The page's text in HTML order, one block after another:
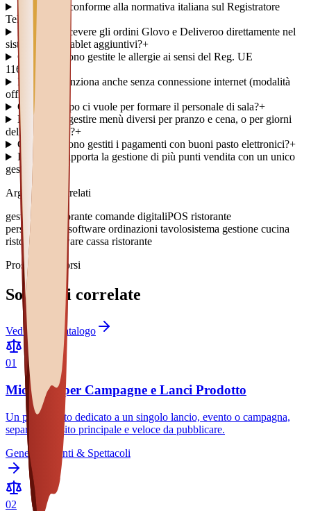
Il sistema è conforme alla normativa italiana sul Registratore
Telematico?
Possiamo ricevere gli ordini Glovo e Deliveroo direttamente nel
sistema senza tablet aggiuntivi?+
Come vengono gestite le allergie ai sensi del Reg. UE
1169/2011?
Il sistema funziona anche senza connessione internet (modalità
offline)?
Quanto tempo ci vuole per formare il personale di sala?+
È possibile gestire menù diversi per pranzo e cena, o per giorni
della settimana?+
Come vengono gestiti i pagamenti con buoni pasto elettronici?+
Il sistema supporta la gestione di più punti vendita con un unico
gestionale?
Argomenti correlati
gestionale ristorante comande digitaliPOS ristorante
personalizzatosoftware ordinazioni tavolosistema gestione cucina
ristorante
software cassa ristorante
Prossimi percorsi
Soluzioni correlate
Vedi tutto il catalogo
01
Microsito per Campagne e Lanci Prodotto
Un piccolo sito dedicato a un singolo lancio, evento o campagna,
separato dal sito principale e veloce da pubblicare.
Generale
Eventi & Spettacoli
02